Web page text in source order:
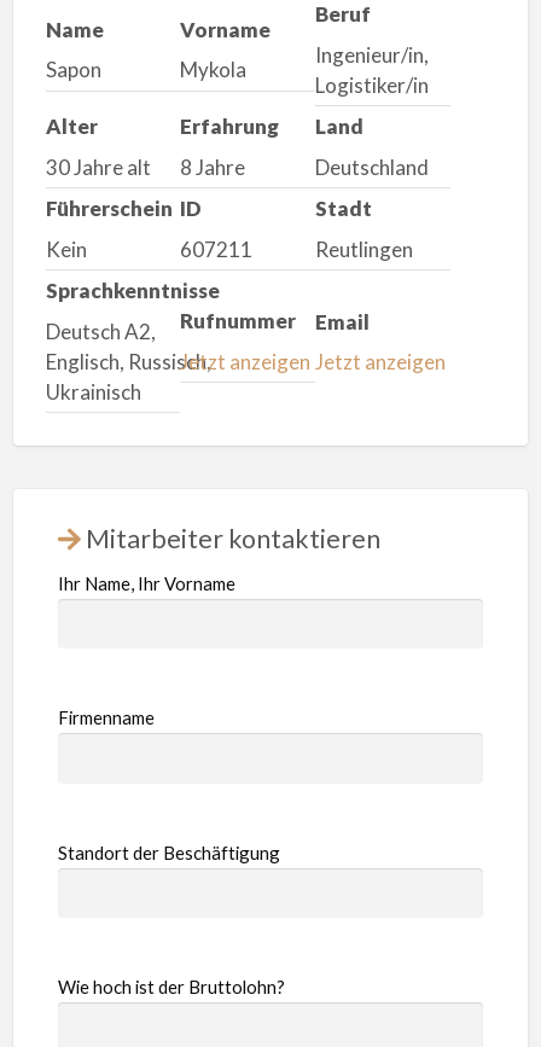
Name
Sapon
Vorname
Mykola
Beruf
Ingenieur/in,
Logistiker/in
Alter
30 Jahre alt
Erfahrung
8 Jahre
Land
Deutschland
Führerschein
Kein
ID
607211
Stadt
Reutlingen
Sprachkenntnisse
Deutsch A2,
Englisch, Russisch,
Ukrainisch
Rufnummer
Jetzt anzeigen
Email
Jetzt anzeigen
Mitarbeiter kontaktieren
Ihr Name, Ihr Vorname
Firmenname
Standort der Beschäftigung
Wie hoch ist der Bruttolohn?